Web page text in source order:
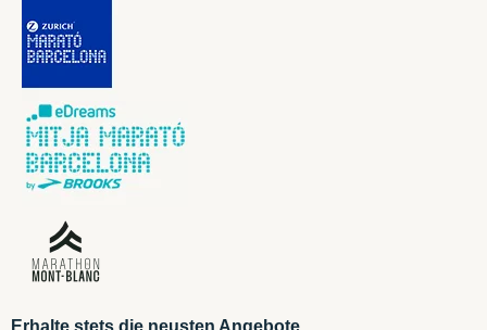
Erhalte stets die neusten Angebote